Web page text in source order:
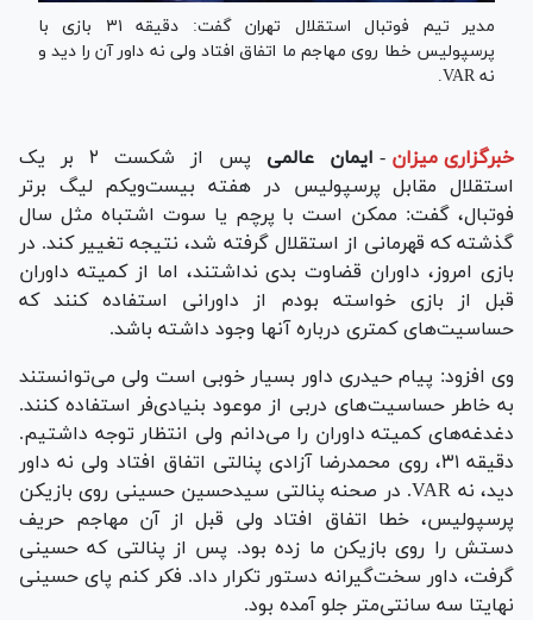
مدیر تیم فوتبال استقلال تهران گفت: دقیقه ۳۱ بازی با
پرسپولیس خطا روی مهاجم ما اتفاق افتاد ولی نه داور آن را دید و
نه VAR‌.
خبرگزاری میزان - ایمان عالمی
پس از شکست ۲ بر یک
استقلال مقابل پرسپولیس در هفته بیست‌ویکم لیگ برتر
فوتبال، گفت: ممکن است با پرچم یا سوت اشتباه مثل سال
گذشته که قهرمانی از استقلال گرفته شد، نتیجه تغییر کند. در
بازی امروز، داوران قضاوت بدی نداشتند، اما از کمیته داوران
قبل از بازی خواسته بودم از داورانی استفاده کنند که
حساسیت‌های کمتری درباره آنها وجود داشته باشد.
وی افزود: پیام حیدری داور بسیار خوبی است ولی می‌توانستند
به خاطر حساسیت‌های دربی از موعود بنیادی‌فر استفاده کنند.
دغدغه‌های کمیته داوران را می‌دانم ولی انتظار توجه داشتیم.
دقیقه ۳۱، روی محمدرضا آزادی پنالتی اتفاق افتاد ولی نه داور
دید، نه VAR. در صحنه پنالتی سیدحسین حسینی روی بازیکن
پرسپولیس، خطا اتفاق افتاد ولی قبل از آن مهاجم حریف
دستش را روی بازیکن ما زده بود. پس از پنالتی که حسینی
گرفت، داور سخت‌گیرانه دستور تکرار داد. فکر کنم پای حسینی
نهایتا سه سانتی‌متر جلو آمده بود.